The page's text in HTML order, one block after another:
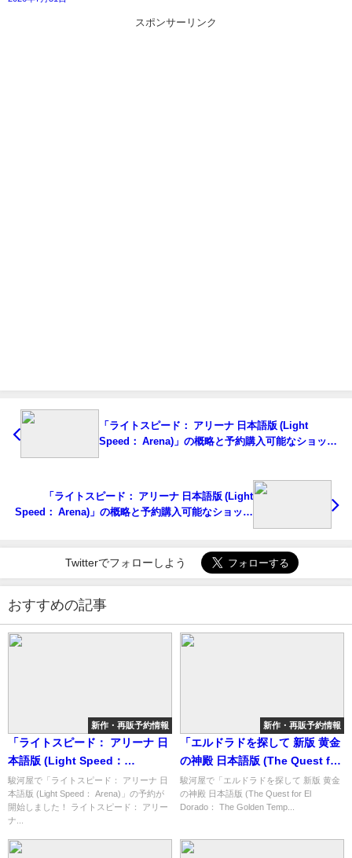
スポンサーリンク
「ライトスピード： アリーナ 日本語版 (Light
Speed： Arena)」の概略と予約購入可能なショップ
「ライトスピード： アリーナ 日本語版 (Light
Speed： Arena)」の概略と予約購入可能なショップ
Twitterでフォローしよう
おすすめの記事
新作・再販予約情報
「ライトスピード： アリーナ 日
本語版 (Light Speed：
Arena)」の概略と予約購入可能
なショップ紹介！
駿河屋で「ライトスピード： アリーナ 日
本語版 (Light Speed： Arena)」の予約が
開始しました！ ライトスピード： アリー
ナ...
新作・再販予約情報
「エルドラドを探して 新版 黄金
の神殿 日本語版 (The Quest for
El Dorado： The Golden
Temples)」の概略と予約購入可
駿河屋で「エルドラドを探して 新版 黄金
の神殿 日本語版 (The Quest for El
Dorado： The Golden Temp...